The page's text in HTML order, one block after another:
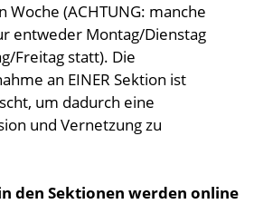
Woche (ACHTUNG: manche
entweder Montag/Dienstag
Freitag statt). Die
an EINER Sektion ist
um dadurch eine
und Vernetzung zu
den Sektionen werden online